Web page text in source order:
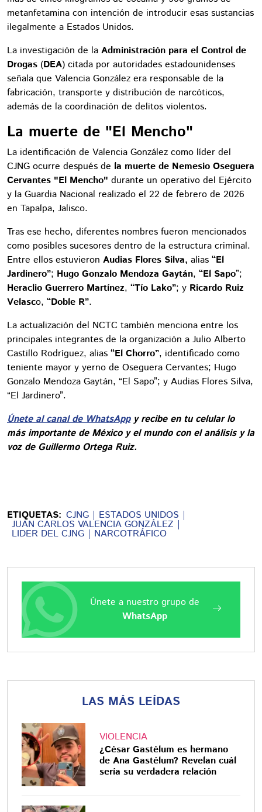
metanfetamina con intención de introducir esas sustancias
ilegalmente a Estados Unidos.
La investigación de la Administración para el Control de
Drogas (DEA) citada por autoridades estadounidenses
señala que Valencia González era responsable de la
fabricación, transporte y distribución de narcóticos,
además de la coordinación de delitos violentos.
La muerte de "El Mencho"
La identificación de Valencia González como líder del
CJNG ocurre después de la muerte de Nemesio Oseguera
Cervantes "El Mencho" durante un operativo del Ejército
y la Guardia Nacional realizado el 22 de febrero de 2026
en Tapalpa, Jalisco.
Tras ese hecho, diferentes nombres fueron mencionados
como posibles sucesores dentro de la estructura criminal.
Entre ellos estuvieron Audias Flores Silva, alias “El
Jardinero”; Hugo Gonzalo Mendoza Gaytán, “El Sapo”;
Heraclio Guerrero Martínez, “Tío Lako”; y Ricardo Ruiz
Velasco, “Doble R”.
La actualización del NCTC también menciona entre los
principales integrantes de la organización a Julio Alberto
Castillo Rodríguez, alias “El Chorro”, identificado como
teniente mayor y yerno de Oseguera Cervantes; Hugo
Gonzalo Mendoza Gaytán, “El Sapo”; y Audias Flores Silva,
“El Jardinero”.
Únete al canal de WhatsAppy recibe en tu celular lo
más importante de México y el mundo con el análisis y la
voz de Guillermo Ortega Ruiz.
ETIQUETAS: CJNG ESTADOS UNIDOS
JUAN CARLOS VALENCIA GONZÁLEZ
LIDER DEL CJNG NARCOTRÁFICO
Únete a nuestro grupo de
WhatsApp
LAS MÁS LEÍDAS
VIOLENCIA
¿César Gastélum es hermano
de Ana Gastélum? Revelan cuál
sería su verdadera relación